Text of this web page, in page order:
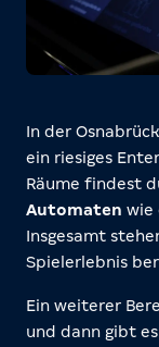
In der
ein riesiges
Räume findest
Automaten wie
Insgesamt
Spielerlebnis
Ein weiterer
und dann gibt